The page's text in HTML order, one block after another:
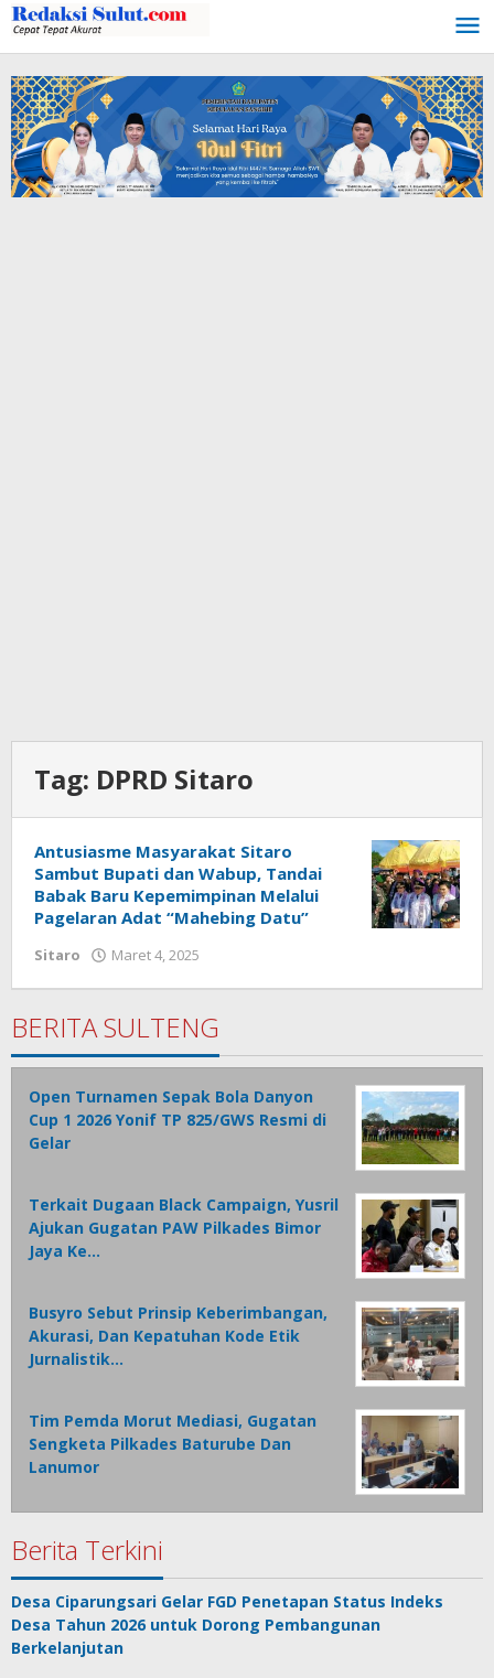
Lewati
ke
konten
Tag: DPRD Sitaro
Antusiasme Masyarakat Sitaro
Sambut Bupati dan Wabup, Tandai
Babak Baru Kepemimpinan Melalui
Pagelaran Adat “Mahebing Datu”
Sitaro Maret 4, 2025
BERITA SULTENG
Open Turnamen Sepak Bola Danyon
Cup 1 2026 Yonif TP 825/GWS Resmi di
Gelar
Terkait Dugaan Black Campaign, Yusril
Ajukan Gugatan PAW Pilkades Bimor
Jaya Ke…
Busyro Sebut Prinsip Keberimbangan,
Akurasi, Dan Kepatuhan Kode Etik
Jurnalistik…
Tim Pemda Morut Mediasi, Gugatan
Sengketa Pilkades Baturube Dan
Lanumor
Berita Terkini
Desa Ciparungsari Gelar FGD Penetapan Status Indeks
Desa Tahun 2026 untuk Dorong Pembangunan
Berkelanjutan